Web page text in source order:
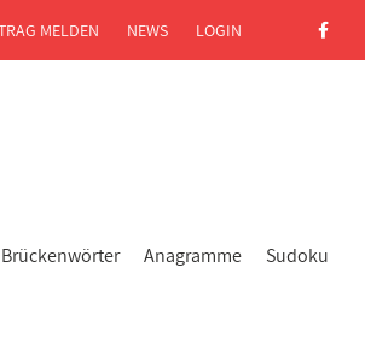
Brückenwörter Anagramme Sudoku
MELDEN NEWS LOGIN